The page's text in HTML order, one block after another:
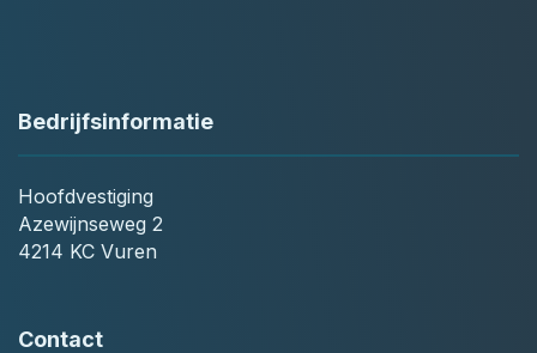
Bedrijfsinformatie
Hoofdvestiging
Azewijnseweg 2
4214 KC Vuren
Contact